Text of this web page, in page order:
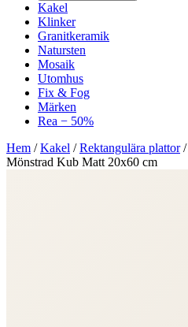
Kakel
Klinker
Granitkeramik
Natursten
Mosaik
Utomhus
Fix & Fog
Märken
Rea − 50%
Hem /Kakel /Rektangulära plattor/
Mönstrad Kub Matt 20x60 cm